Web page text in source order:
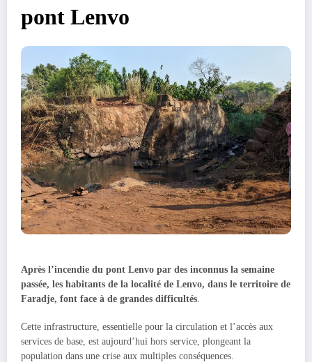
pont Lenvo
Après l’incendie du pont Lenvo par des inconnus la semaine
passée, les habitants de la localité de Lenvo, dans le territoire de
Faradje, font face à de grandes difficultés
Cette infrastructure, essentielle pour la circulation et l’accès aux
services de base, est aujourd’hui hors service, plongeant la
population dans une crise aux multiples conséquences.